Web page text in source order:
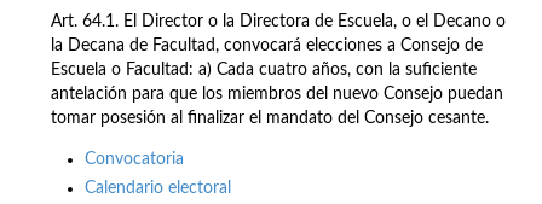
Art. 64.1. El Director o la Directora de Escuela, o el Decano o
la Decana de Facultad, convocará elecciones a Consejo de
Escuela o Facultad: a) Cada cuatro años, con la suficiente
antelación para que los miembros del nuevo Consejo puedan
tomar posesión al finalizar el mandato del Consejo cesante.
Convocatoria
Calendario electoral